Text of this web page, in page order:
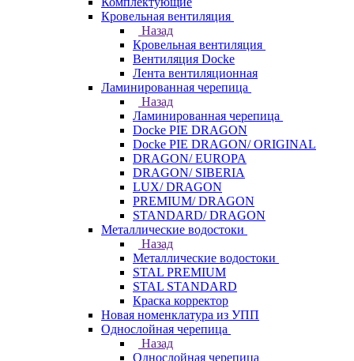
Кровельная вентиляция
Назад
Кровельная вентиляция
Вентиляция Docke
Лента вентиляционная
Ламинированная черепица
Назад
Ламинированная черепица
Docke PIE DRAGON
Docke PIE DRAGON/ ORIGINAL
DRAGON/ EUROPA
DRAGON/ SIBERIA
LUX/ DRAGON
PREMIUM/ DRAGON
STANDARD/ DRAGON
Металлические водостоки
Назад
Металлические водостоки
STAL PREMIUM
STAL STANDARD
Краска корректор
Новая номенклатура из УПП
Однослойная черепица
Назад
Однослойная черепица